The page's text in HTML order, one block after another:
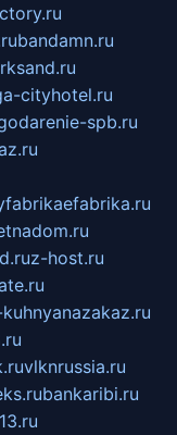
bandamn.ru
cityhotel.ru
spb.ru
z-host.ru
vlknrussia.ru
bankaribi.ru